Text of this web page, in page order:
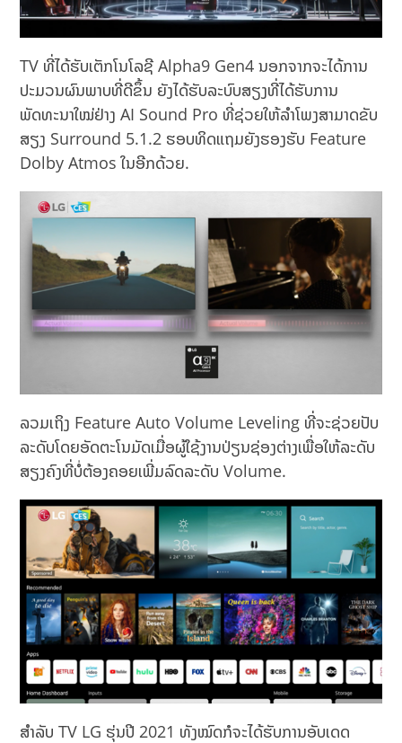
TV ທີ່ໄດ້ຮັບເຕັກໂນໂລຊີ Alpha9 Gen4 ນອກຈາກຈະໄດ້ການ
ປະມວນຜົນພາບທີ່ດີຂຶ້ນ ຍັງໄດ້ຮັບລະບົບສຽງທີ່ໄດ້ຮັບການ
ພັດທະນາໃໝ່ຢ່າງ AI Sound Pro ທີ່ຊ່ວຍໃຫ້ລຳໂພງສາມາດຂັບ
ສຽງ Surround 5.1.2 ຮອບທິດແຖມຍັງຮອງຮັບ Feature
Dolby Atmos ໃນອີກດ້ວຍ.
ລວມເຖິງ Feature Auto Volume Leveling ທີ່ຈະຊ່ວຍປັບ
ລະດັບໂດຍອັດຕະໂນມັດເມື່ອຜູ້ໃຊ້ງານປ່ຽນຊ່ອງຕ່າງເພື່ອໃຫ້ລະດັບ
ສຽງຄົງທີ່ບໍ່ຕ້ອງຄອຍເພີ່ມລົດລະດັບ Volume.
ສຳລັບ TV LG ຮຸ່ນປີ 2021 ທັງໝົດກໍຈະໄດ້ຮັບການອັບເດດ